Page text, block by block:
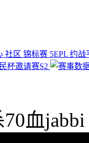
社区 锦标赛 5EPL 约战
杯邀请赛S2
血jabbi